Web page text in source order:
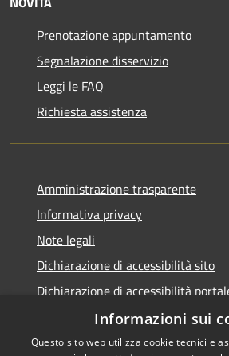
Prenotazione appuntamento
Segnalazione disservizio
Leggi le FAQ
Richiesta assistenza
Amministrazione trasparente
Informativa privacy
Note legali
Dichiarazione di accessibilità sito
Dichiarazione di accessibilità
Informazioni sui
Questo sito web utilizza cookie tecnici e